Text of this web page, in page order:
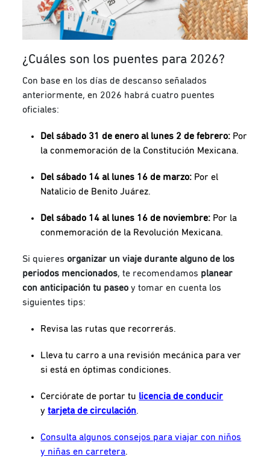
¿Cuáles son los puentes para 2026?
Con base en los días de descanso señalados
anteriormente, en 2026 habrá cuatro puentes
oficiales:
Del sábado 31 de enero al lunes 2 de febrero: Por
la conmemoración de la Constitución Mexicana.
Del sábado 14 al lunes 16 de marzo: Por el
Natalicio de Benito Juárez.
Del sábado 14 al lunes 16 de noviembre: Por la
conmemoración de la Revolución Mexicana.
Si quieresorganizar un viaje durante alguno de los
periodos mencionados, te recomendamos planear
con anticipación tu paseo y tomar en cuenta los
siguientes tips:
Revisa las rutas que recorrerás.
Lleva tu carro a una revisión mecánica para ver
si está en óptimas condiciones.
Cerciórate de portar tu licencia de conducir
y tarjeta de circulación.
Consulta algunos consejos para viajar con niños
y niñas en carretera.